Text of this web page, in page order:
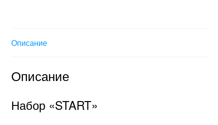
Описание
Описание
Набор «START»